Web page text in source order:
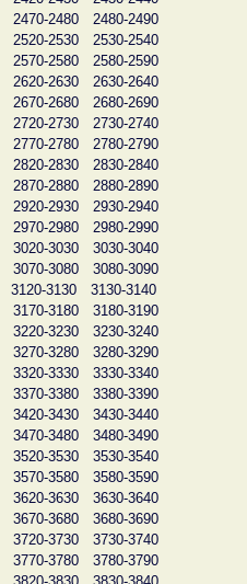
2470-2480
2480-2490
2520-2530
2530-2540
2570-2580
2580-2590
2620-2630
2630-2640
2670-2680
2680-2690
2720-2730
2730-2740
2770-2780
2780-2790
2820-2830
2830-2840
2870-2880
2880-2890
2920-2930
2930-2940
2970-2980
2980-2990
3020-3030
3030-3040
3070-3080
3080-3090
3120-3130
3130-3140
3170-3180
3180-3190
3220-3230
3230-3240
3270-3280
3280-3290
3320-3330
3330-3340
3370-3380
3380-3390
3420-3430
3430-3440
3470-3480
3480-3490
3520-3530
3530-3540
3570-3580
3580-3590
3620-3630
3630-3640
3670-3680
3680-3690
3720-3730
3730-3740
3770-3780
3780-3790